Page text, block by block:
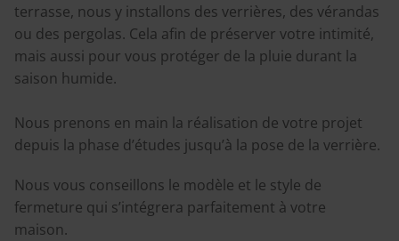
terrasse, nous y installons des verrières, des vérandas
ou des pergolas. Cela afin de préserver votre intimité,
mais aussi pour vous protéger de la pluie durant la
saison humide.
Nous prenons en main la réalisation de votre projet
depuis la phase d’études jusqu’à la pose de la verrière.
Nous vous conseillons le modèle et le style de
fermeture qui s’intégrera parfaitement à votre
maison.